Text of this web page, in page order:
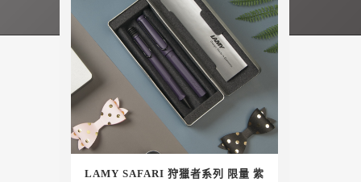
LAMY SAFARI 狩獵者系列 限量 紫